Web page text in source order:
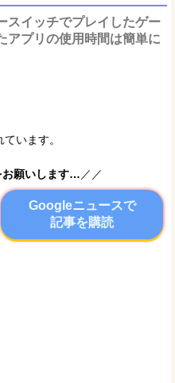
スイッチでプレイしたゲー
アプリの使用時間は簡単に
います。
お願いします… ／／
Googleニュースで
記事を購読